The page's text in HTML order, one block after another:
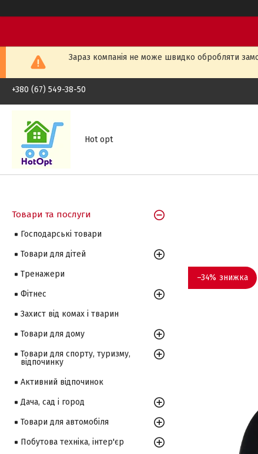
Зараз компанія не може швидко обробляти
+380 (67) 549-38-50
Hot opt
–34%
Товари та послуги
Господарські товари
Товари для дітей
Тренажери
Фітнес
Захист від комах і тварин
Товари для дому
Товари для спорту, туризму,
відпочинку
Активний відпочинок
Дача, сад і город
Товари для автомобіля
Побутова техніка, інтер'єр